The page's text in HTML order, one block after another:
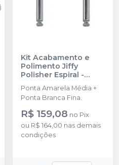
Kit Acabamento e
Polimento Jiffy
Polisher Espiral -
Ponta Amarela Média +
Ponta Branca Fina.
R$ 159,08 no Pix
ou R$ 164,00 nas demais
condições